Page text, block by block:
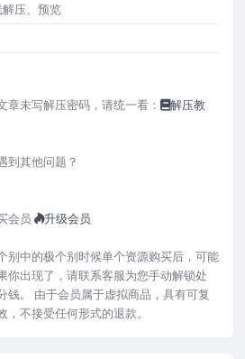
压、预览
未写解压密码，请统一看：
解压教
到其他问题？
会员 升级会员
别中的极个别时候单个资源购买后，可能
你出现了，请联系客服为您手动解锁处
钱。 由于会员属于虚拟商品，具有可复
不接受任何形式的退款。